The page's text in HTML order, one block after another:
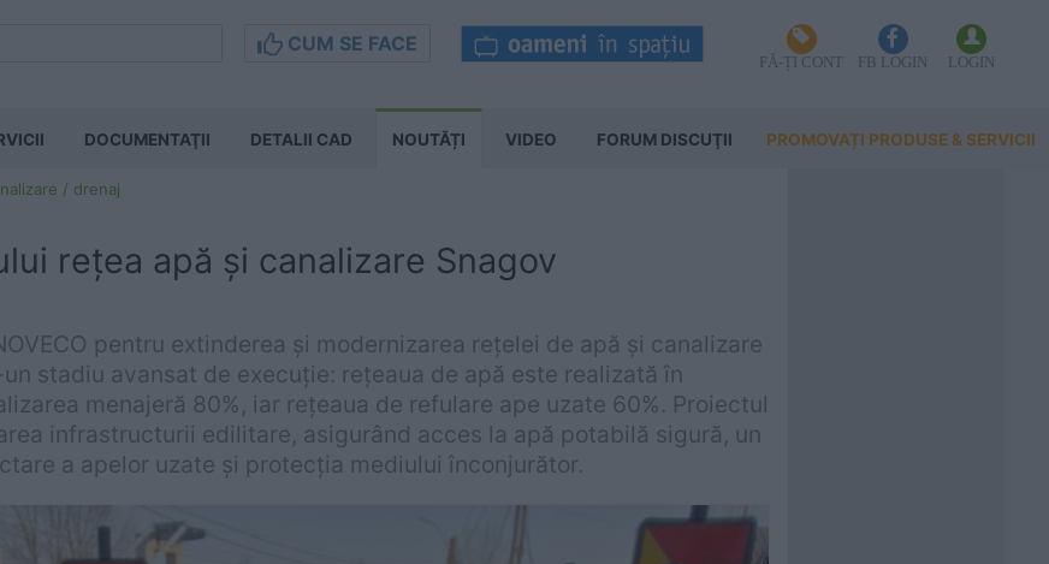
CUM SE FACE
FĂ-ȚI CONT FB LOGIN LOGIN
DOCUMENTAŢII DETALII CAD NOUTĂȚI VIDEO FORUM DISCUŢII PROMOVAȚI PRODUSE & SERVICII
/ drenaj
rețea apă și canalizare Snagov
pentru extinderea și modernizarea rețelei de apă și canalizare
stadiu avansat de execuție: rețeaua de apă este realizată în
menajeră 80%, iar rețeaua de refulare ape uzate 60%. Proiectul
infrastructurii edilitare, asigurând acces la apă potabilă sigură, un
a apelor uzate și protecția mediului înconjurător.